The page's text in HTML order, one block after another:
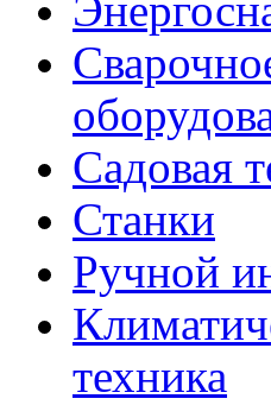
Садовая
Станки
Ручной
техника